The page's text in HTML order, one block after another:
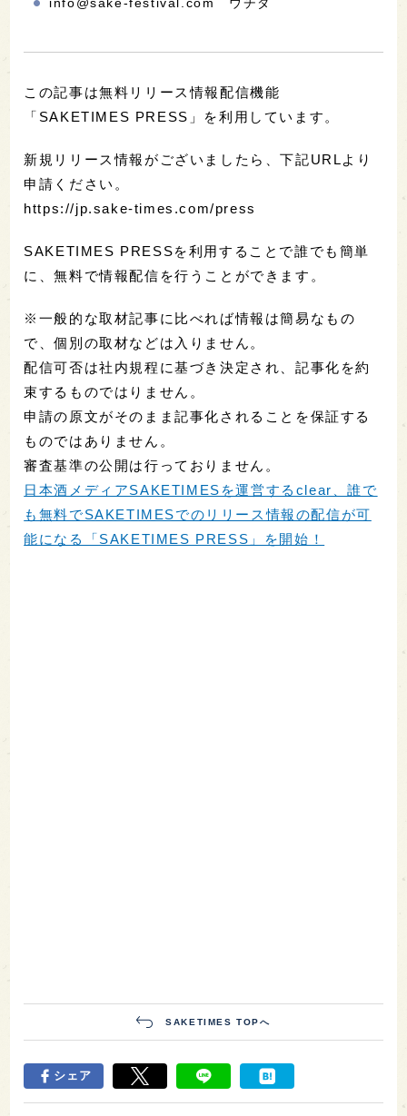
この記事は無料リリース情報配信機能
「SAKETIMES PRESS」を利用しています。
新規リリース情報がございましたら、下記URLより
申請ください。
https://jp.sake-times.com/press
SAKETIMES PRESSを利用することで誰でも簡単
に、無料で情報配信を行うことができます。
※一般的な取材記事に比べれば情報は簡易なもの
で、個別の取材などは入りません。
配信可否は社内規程に基づき決定され、記事化を約
束するものではりません。
申請の原文がそのまま記事化されることを保証する
ものではありません。
審査基準の公開は行っておりません。
日本酒メディアSAKETIMESを運営するclear、誰で
も無料でSAKETIMESでのリリース情報の配信が可
能になる「SAKETIMES PRESS」を開始！
SAKETIMES TOPへ
シェア